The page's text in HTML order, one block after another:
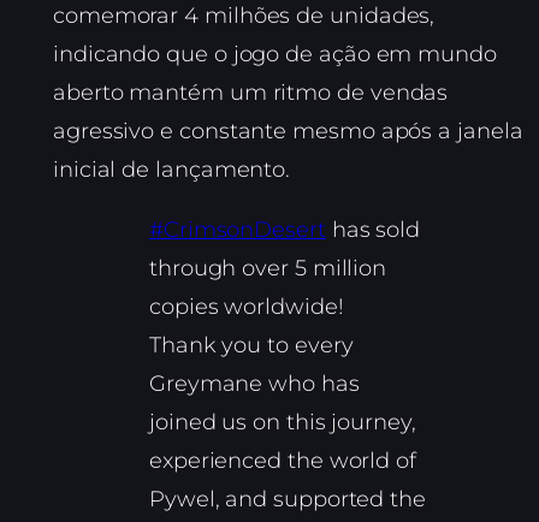
comemorar 4 milhões de unidades,
indicando que o jogo de ação em mundo
aberto mantém um ritmo de vendas
agressivo e constante mesmo após a janela
inicial de lançamento.
#CrimsonDeserthas sold
through over 5 million
copies worldwide!
Thank you to every
Greymane who has
joined us on this journey,
experienced the world of
Pywel, and supported the